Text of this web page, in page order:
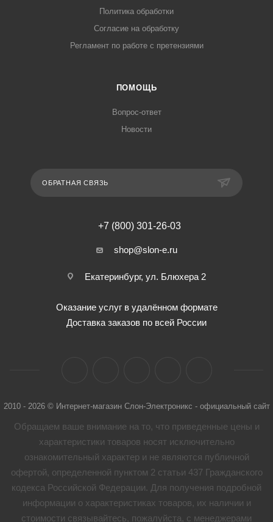
Политика обработки
Согласие на обработку
Регламент по работе с претензиями
ПОМОЩЬ
Вопрос-ответ
Новости
ОБРАТНАЯ СВЯЗЬ
+7 (800) 301-26-03
shop@slon-e.ru
Екатеринбург, ул. Блюхера 2
Оказание услуг в удалённом формате
Доставка заказов по всей России
2010 - 2026 © Интернет-магазин Слон-Электроникс - официальный сайт
Обращаем ваше внимание на то, что приведенные цены и
характеристики товaров носят исключительно
ознакомительный характер и не являются публичной
офертой, определенной пунктом 2 статьи 437 Гражданского
кодекса Российской Федерации. Для получения подробной
информации о характеристиках товaров, их наличии и
стоимости связывайтесь, пожалуйста, с менеджерами